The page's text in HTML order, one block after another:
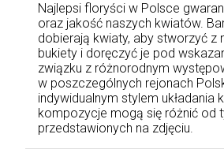
Najlepsi floryści w Polsce
oraz jakość naszych kwiatów.
dobierają kwiaty, aby stworzyć z
bukiety i doręczyć je pod
związku z różnorodnym
w poszczególnych rejonach
indywidualnym stylem układania
kompozycje mogą się różnić od
przedstawionych na zdjęciu.